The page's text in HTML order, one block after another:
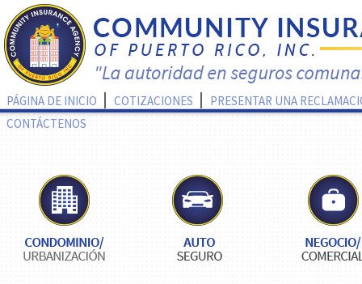
PÁGINA DE INICIO COTIZACIONES
PRESENTAR UNA
CONTÁCTENOS